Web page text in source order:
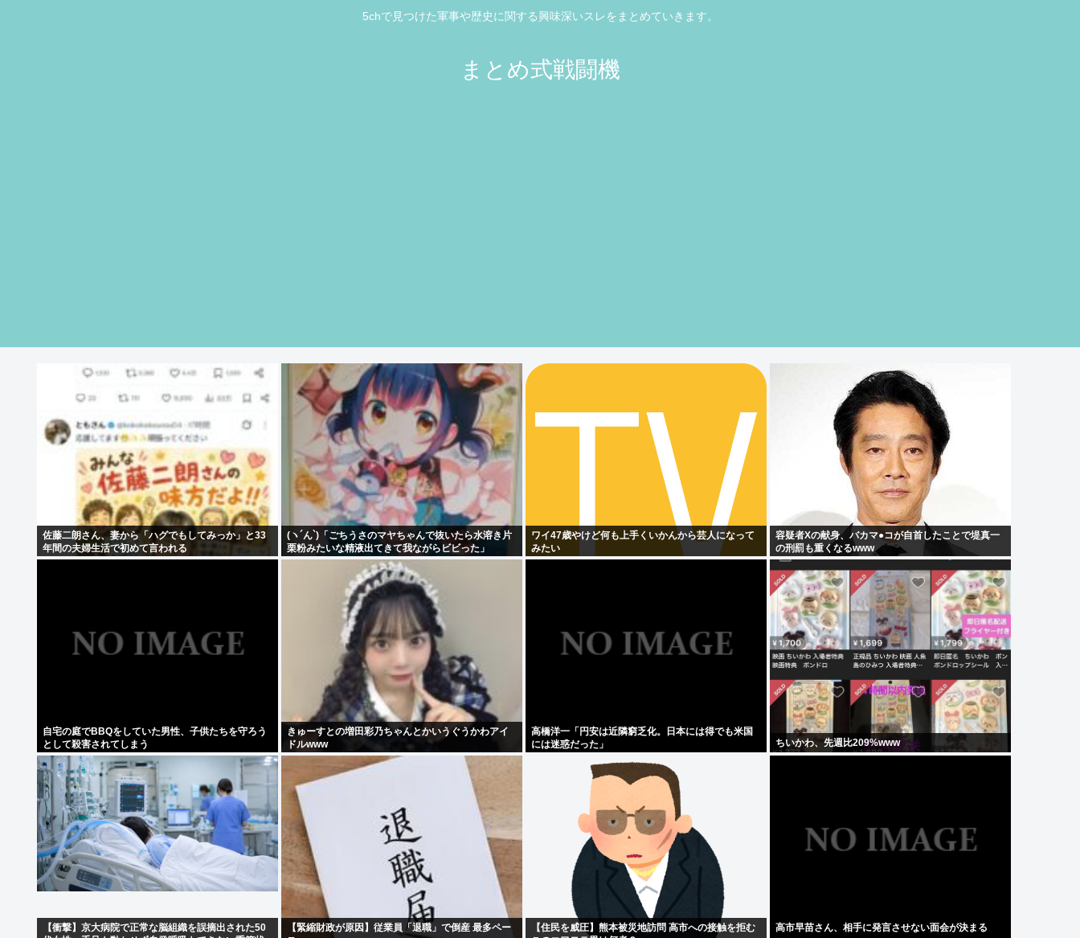
5chで見つけた軍事や歴史に関する興味深いスレをまとめていきます。
まとめ式戦闘機
佐藤二朗さん、妻から「ハグでもしてみっか」と33
年間の夫婦生活で初めて言われる
(ヽ´ん`)「ごちうさのマヤちゃんで抜いたら水溶き片
栗粉みたいな精液出てきて我ながらビビった」
ワイ47歳やけど何も上手くいかんから芸人になって
みたい
容疑者Xの献身、バカマ●コが自首したことで堤真一
の刑罰も重くなるwww
自宅の庭でBBQをしていた男性、子供たちを守ろう
として殺害されてしまう
きゅーすとの増田彩乃ちゃんとかいうぐうかわアイ
ドルwww
高橋洋一「円安は近隣窮乏化。日本には得でも米国
には迷惑だった」
ちいかわ、先週比209%www
【衝撃】京大病院で正常な脳組織を誤摘出された50
【緊縮財政が原因】従業員「退職」で倒産 最多ペー
【住民を威圧】熊本被災地訪問 高市への接触を拒む
高市早苗さん、相手に発言させない面会が決まる